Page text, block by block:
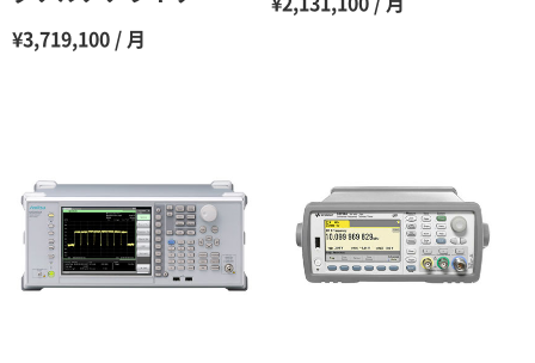
9ヶ月 50％（割引率50％）
10ヶ月
¥3,719,100 / 月